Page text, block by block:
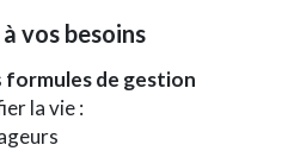
vos besoins
formules de gestion
la vie :